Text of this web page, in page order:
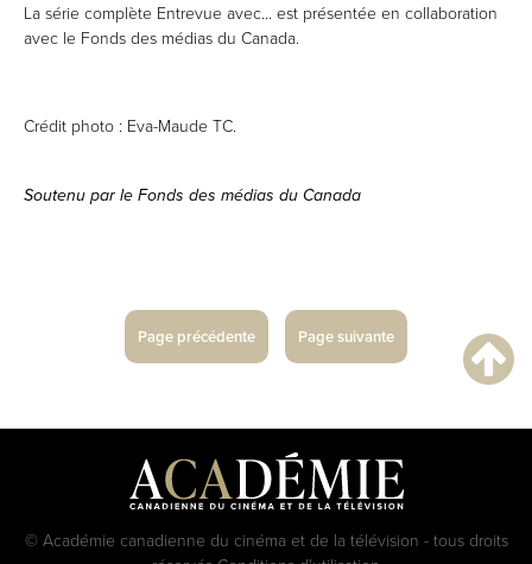
La série complète Entrevue avec... est présentée en collaboration
avec le Fonds des médias du Canada.
Crédit photo : Eva-Maude TC.
Soutenu par le Fonds des médias du Canada
Page précédente Page suivante
© Académie canadienne du cinéma et de la télévision - tous droits